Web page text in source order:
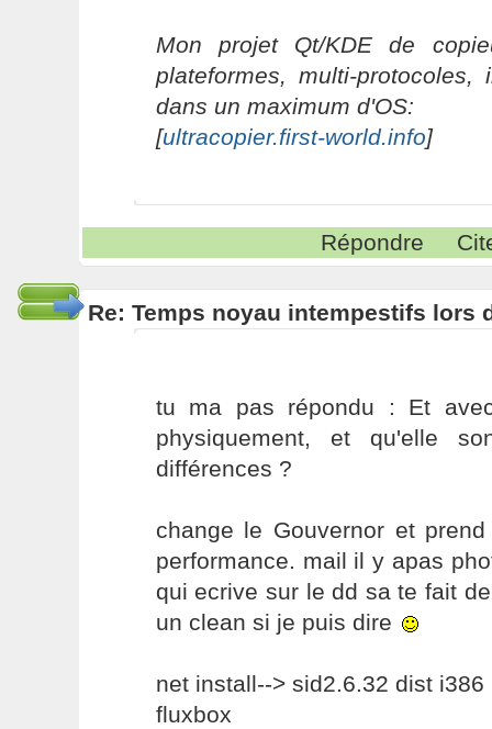
Mon projet Qt/KDE de
plateformes, multi-protocoles,
dans un maximum d'OS:
[ultracopier.first-world.info]
Répondre
Re: Temps noyau intempestifs lors
tu ma pas répondu : Et
physiquement, et qu'elle
différences ?
change le Gouvernor et
performance. mail il y apas
qui ecrive sur le dd sa te fait
un clean si je puis dire
net install--> sid2.6.32 dist i386
fluxbox